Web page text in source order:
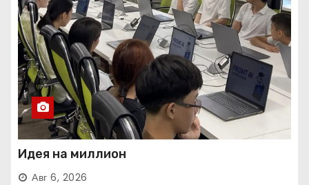
Идея на миллион
Авг 6, 2026